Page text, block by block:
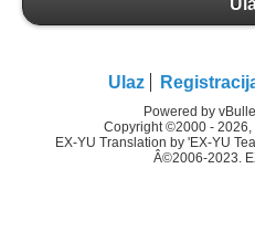
Ulaz
Powered by
Copyright ©2000 - 2026,
EX-YU Translation by 'EX-YU
Â©2006-2023.